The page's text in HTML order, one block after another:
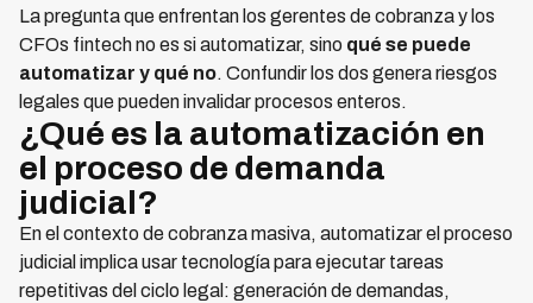
La pregunta que enfrentan los gerentes de cobranza y los
CFOs fintech no es si automatizar, sino qué se puede
automatizar y qué no. Confundir los dos genera riesgos
legales que pueden invalidar procesos enteros.
¿Qué es la automatización en
el proceso de demanda
judicial?
En el contexto de cobranza masiva, automatizar el proceso
judicial implica usar tecnología para ejecutar tareas
repetitivas del ciclo legal: generación de demandas,